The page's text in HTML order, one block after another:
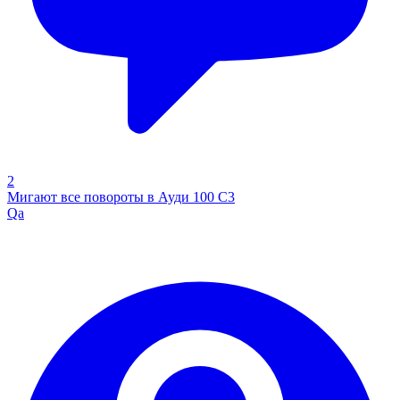
2
Мигают все повороты в Ауди 100 С3
Qa